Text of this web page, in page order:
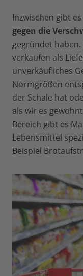
Inzwischen gibt
gegen die
gegründet
verkaufen als
unverkäufliches
Normgrößen
der Schale hat
als wir es
Bereich gibt es
Lebensmittel
Beispiel